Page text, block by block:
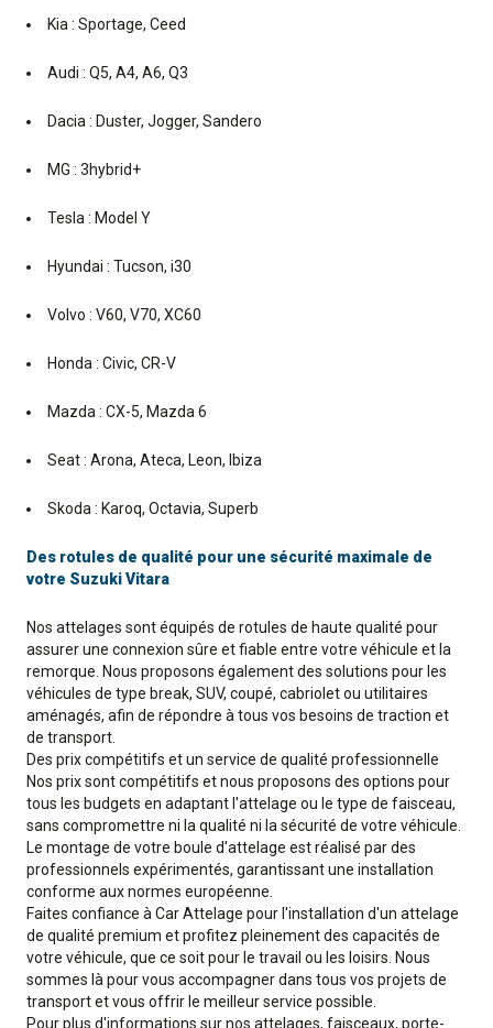
Kia : Sportage, Ceed
Audi : Q5, A4, A6, Q3
Dacia : Duster, Jogger, Sandero
MG : 3hybrid+
Tesla : Model Y
Hyundai : Tucson, i30
Volvo : V60, V70, XC60
Honda : Civic, CR-V
Mazda : CX-5, Mazda 6
Seat : Arona, Ateca, Leon, Ibiza
Skoda : Karoq, Octavia, Superb
Des rotules de qualité pour une sécurité maximale de
votre Suzuki Vitara
Nos attelages sont équipés de rotules de haute qualité pour
assurer une connexion sûre et fiable entre votre véhicule et la
remorque. Nous proposons également des solutions pour les
véhicules de type break, SUV, coupé, cabriolet ou utilitaires
aménagés, afin de répondre à tous vos besoins de traction et
de transport.
Des prix compétitifs et un service de qualité professionnelle
Nos prix sont compétitifs et nous proposons des options pour
tous les budgets en adaptant l'attelage ou le type de faisceau,
sans compromettre ni la qualité ni la sécurité de votre véhicule.
Le montage de votre boule d'attelage est réalisé par des
professionnels expérimentés, garantissant une installation
conforme aux normes européenne.
Faites confiance à Car Attelage pour l'installation d'un attelage
de qualité premium et profitez pleinement des capacités de
votre véhicule, que ce soit pour le travail ou les loisirs. Nous
sommes là pour vous accompagner dans tous vos projets de
transport et vous offrir le meilleur service possible.
Pour plus d'informations sur nos attelages, faisceaux, porte-